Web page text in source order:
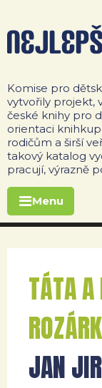
Komise pro
vytvořily projekt,
české knihy pro
orientaci
rodičům a širší
takový katalog
pracují, výrazně
Menu
TÁTA A
JAN